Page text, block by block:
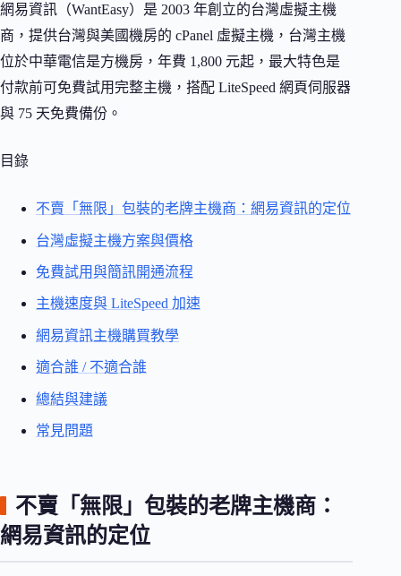
網易資訊（WantEasy）是 2003 年創立的台灣虛擬主機
商，提供台灣與美國機房的 cPanel 虛擬主機，台灣主機
位於中華電信是方機房，年費 1,800 元起，最大特色是
付款前可免費試用完整主機，搭配 LiteSpeed 網頁伺服器
與 75 天免費備份。
目錄
不賣「無限」包裝的老牌主機商：網易資訊的定位
台灣虛擬主機方案與價格
免費試用與簡訊開通流程
主機速度與 LiteSpeed 加速
網易資訊主機購買教學
適合誰 / 不適合誰
總結與建議
常見問題
不賣「無限」包裝的老牌主機商：
網易資訊的定位